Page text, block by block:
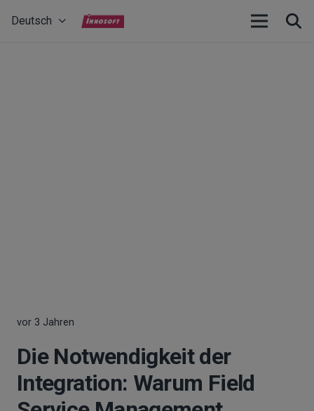
Deutsch
vor 3 Jahren
Die Notwendigkeit der
Integration: Warum Field